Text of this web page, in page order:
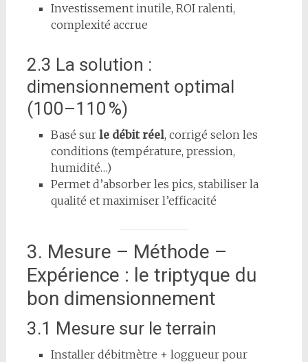
Investissement inutile, ROI ralenti,
complexité accrue
2.3 La solution :
dimensionnement optimal
(100–110 %)
Basé sur le débit réel, corrigé selon les
conditions (température, pression,
humidité…)
Permet d’absorber les pics, stabiliser la
qualité et maximiser l’efficacité
3. Mesure – Méthode –
Expérience : le triptyque du
bon dimensionnement
3.1 Mesure sur le terrain
Installer débitmètre + loggueur pour